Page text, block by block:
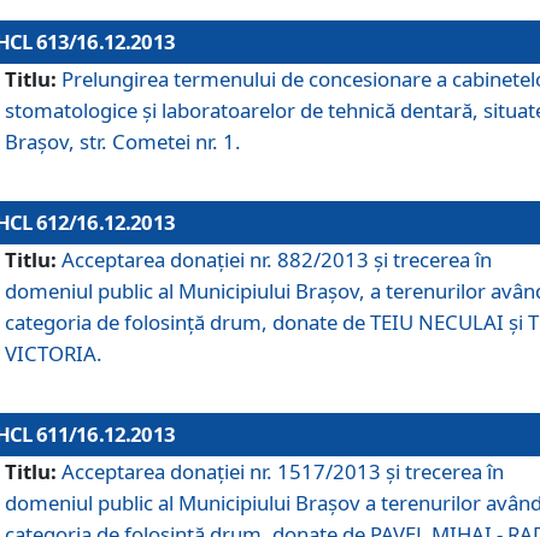
613/16.12.2013
Titlu: Prelungirea termenului de concesionare a
stomatologice şi laboratoarelor de tehnică dentară,
Braşov, str. Cometei nr. 1.
612/16.12.2013
Titlu: Acceptarea donaţiei nr. 882/2013 şi trecerea în
domeniul public al Municipiului Braşov, a terenurilor
categoria de folosinţă drum, donate de TEIU NECULAI şi
VICTORIA.
611/16.12.2013
Titlu: Acceptarea donaţiei nr. 1517/2013 şi trecerea în
domeniul public al Municipiului Braşov a terenurilor